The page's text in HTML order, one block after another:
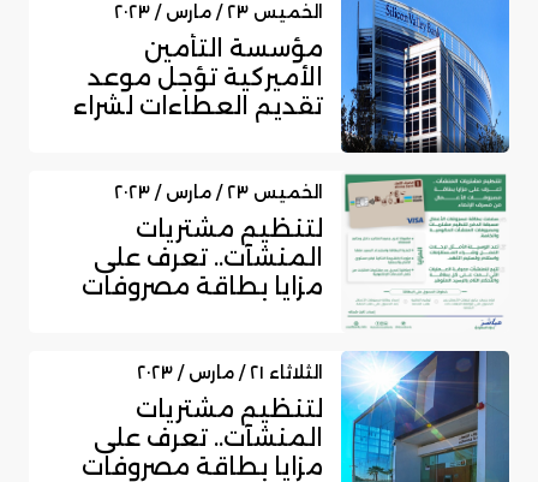
الخميس ٢٣ / مارس / ٢٠٢٣
مؤسسة التأمين
الأميركية تؤجل موعد
تقديم العطاءات لشراء
الخميس ٢٣ / مارس / ٢٠٢٣
لتنظيم مشتريات
المنشآت.. تعرف على
مزايا بطاقة مصروفات
الثلاثاء ٢١ / مارس / ٢٠٢٣
لتنظيم مشتريات
المنشآت.. تعرف على
مزايا بطاقة مصروفات